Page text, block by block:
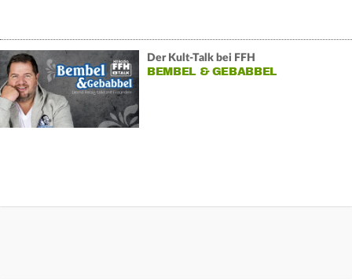
Der Kult-Talk bei FFH
BEMBEL & GEBABBEL